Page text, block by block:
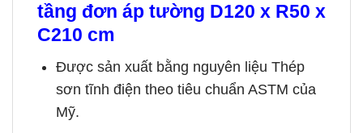
tầng đơn áp tường D120 x R50 x
C210 cm
Được sản xuất bằng nguyên liệu Thép
sơn tĩnh điện theo tiêu chuẩn ASTM của
Mỹ.